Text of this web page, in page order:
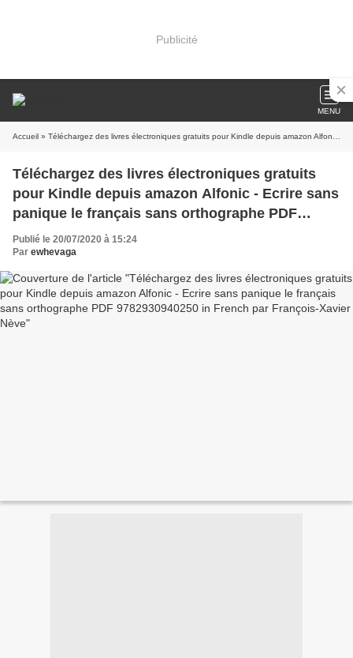
Publicité
MENU
Accueil » Téléchargez des livres électroniques gratuits pour Kindle depuis amazon Alfonic - Ecrire sans panique le français sans orthographe PDF 9782930940250 in French par François-Xavier Nève
Téléchargez des livres électroniques gratuits
pour Kindle depuis amazon Alfonic - Ecrire sans
panique le français sans orthographe PDF
9782930940250 in French par François-Xavier
Nève
Publié le 20/07/2020 à 15:24
Par ewhevaga